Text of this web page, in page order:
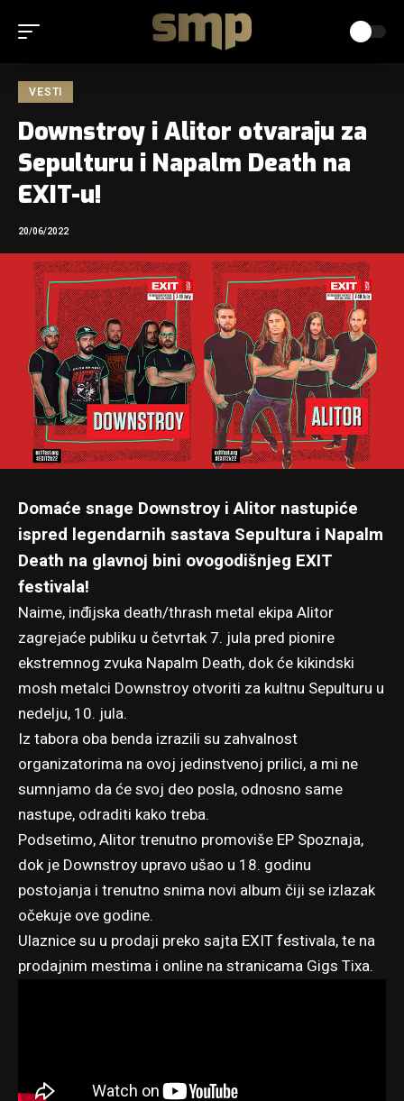
VESTI
Downstroy i Alitor otvaraju za
Sepulturu i Napalm Death na
EXIT-u!
20/06/2022
Domaće snage Downstroy i Alitor nastupiće
ispred legendarnih sastava Sepultura i Napalm
Death na glavnoj bini ovogodišnjeg EXIT
festivala!
Naime, inđijska death/thrash metal ekipa Alitor
zagrejaće publiku u četvrtak 7. jula pred pionire
ekstremnog zvuka Napalm Death, dok će kikindski
mosh metalci Downstroy otvoriti za kultnu Sepulturu u
nedelju, 10. jula.
Iz tabora oba benda izrazili su zahvalnost
organizatorima na ovoj jedinstvenoj prilici, a mi ne
sumnjamo da će svoj deo posla, odnosno same
nastupe, odraditi kako treba.
Podsetimo, Alitor trenutno promoviše EP Spoznaja,
dok je Downstroy upravo ušao u 18. godinu
postojanja i trenutno snima novi album čiji se izlazak
očekuje ove godine.
Ulaznice su u prodaji preko sajta EXIT festivala, te na
prodajnim mestima i online na stranicama Gigs Tixa.